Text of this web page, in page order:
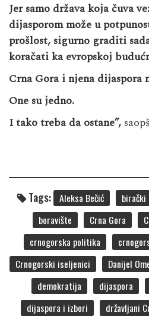
Jer samo država koja čuva
dijasporom može u
prošlost, sigurno graditi
koračati ka evropskoj
Crna Gora i njena dijaspora
One su jedno.
I tako treba da ostane”,
Tags: Aleksa Bečić birački
boravište
Crna Gora
crnogorska politika
Crnogorski iseljenici
Danijel
demokratija
dijaspora
dijaspora i izbori
državljani